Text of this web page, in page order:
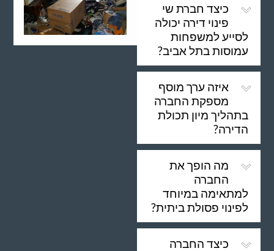
כיצד חברת שי
פינוי דירה יכולה
לסייע למשפחות
עמוסות בתל אביב?
איזה ערך מוסף
מספקת החברה
בתהליך מיון תכולת
הדירה?
מה הופך את
החברה
למתאימה במיוחד
לפינוי פסולת ביתית?
כיצד החברה